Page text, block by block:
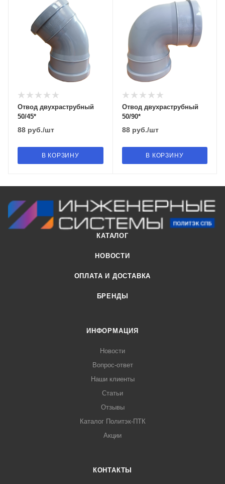
Отвод двухраструбный
50/45*
88 руб./шт
В КОРЗИНУ
Отвод двухраструбный
50/90*
88руб./шт
В КОРЗИНУ
КАТАЛОГ
НОВОСТИ
ОПЛАТА И ДОСТАВКА
БРЕНДЫ
ИНФОРМАЦИЯ
Новости
Вопрос-ответ
Наши клиенты
Статьи
Отзывы
Каталог Политэк-ПТК
Акции
КОНТАКТЫ